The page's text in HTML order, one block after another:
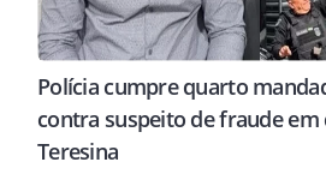
Polícia cumpre quarto
contra suspeito de fraude em
Teresina